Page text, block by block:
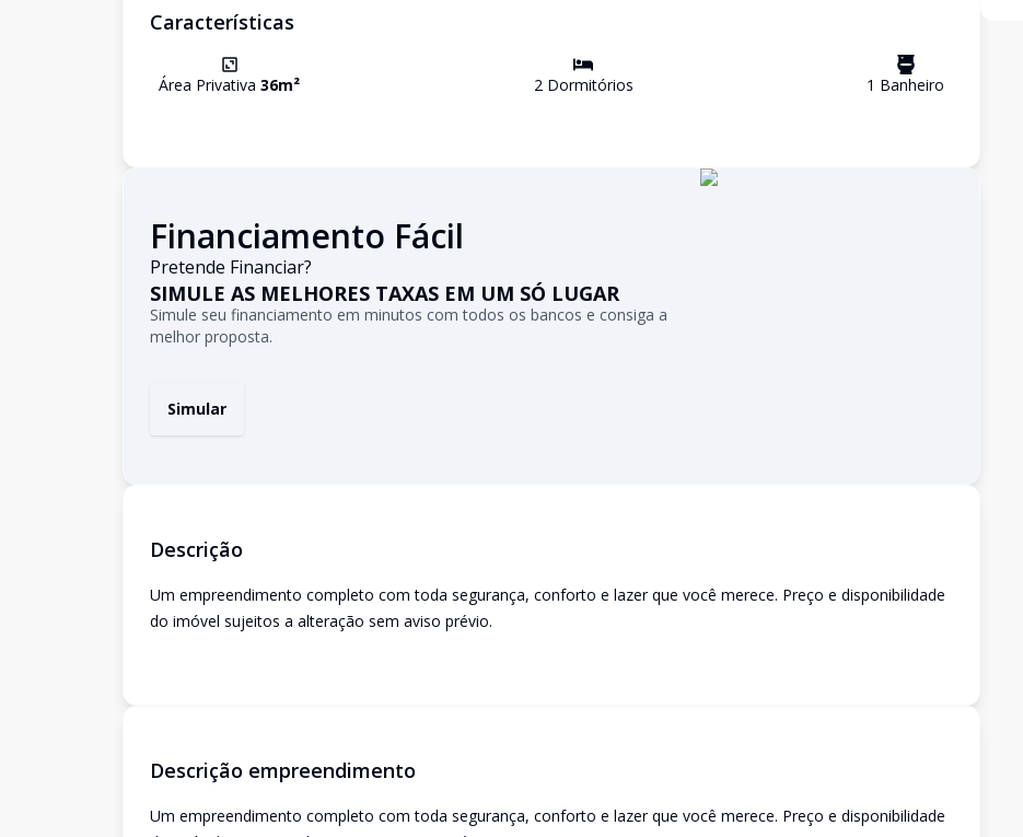
Características
Área Privativa 36m² 2Dormitórios 1 Banheiro
Financiamento Fácil
Pretende Financiar?
SIMULE AS MELHORES TAXAS EM UM SÓ LUGAR
Simule seu financiamento em minutos com todos os bancos e consiga a
melhor proposta.
Simular
Descrição
Um empreendimento completo com toda segurança, conforto e lazer que você merece. Preço e disponibilidade
do imóvel sujeitos a alteração sem aviso prévio.
Descrição empreendimento
Um empreendimento completo com toda segurança, conforto e lazer que você merece. Preço e disponibilidade